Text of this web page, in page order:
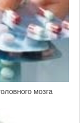
мозга